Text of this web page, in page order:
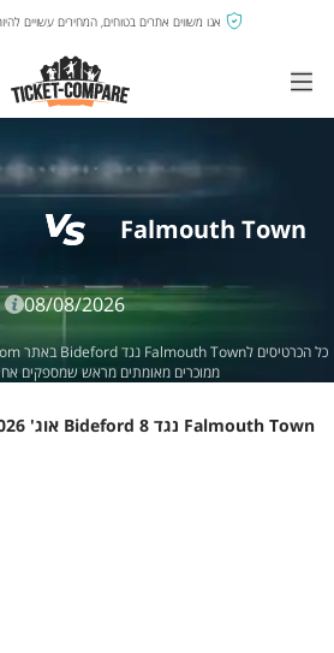
אנו משווים אתרים בטוחים, המחירים עשויים
Falmouth Town
08/08/2026
ממוכרים מאומתים מראש שמספקים
Falmouth Town נגד Bideford 8 אוג' 2026